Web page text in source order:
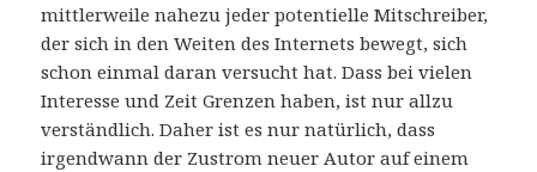
mittlerweile nahezu jeder potentielle Mitschreiber,
der sich in den Weiten des Internets bewegt, sich
schon einmal daran versucht hat. Dass bei vielen
Interesse und Zeit Grenzen haben, ist nur allzu
verständlich. Daher ist es nur natürlich, dass
irgendwann der Zustrom neuer Autor auf einem